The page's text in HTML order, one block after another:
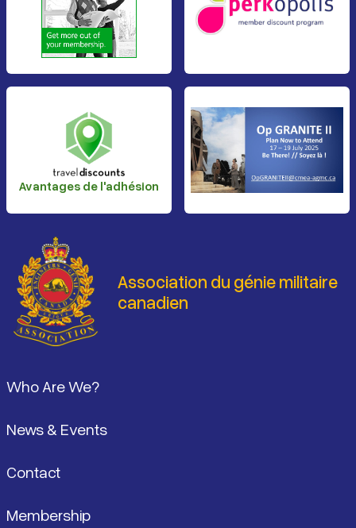
Avantages de l'adhésion
Association du génie militaire
canadien
Who Are We?
News & Events
Contact
Membership